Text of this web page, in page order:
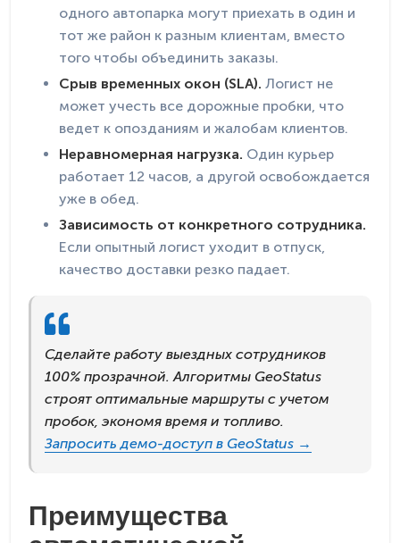
одного автопарка могут приехать в один и
тот же район к разным клиентам, вместо
того чтобы объединить заказы.
Срыв временных окон (SLA). Логист не
может учесть все дорожные пробки, что
ведет к опозданиям и жалобам клиентов.
Неравномерная нагрузка. Один курьер
работает 12 часов, а другой освобождается
уже в обед.
Зависимость от конкретного сотрудника.
Если опытный логист уходит в отпуск,
качество доставки резко падает.
Сделайте работу выездных сотрудников
100% прозрачной. Алгоритмы GeoStatus
строят оптимальные маршруты с учетом
пробок, экономя время и топливо.
Запросить демо-доступ в GeoStatus →
Преимущества